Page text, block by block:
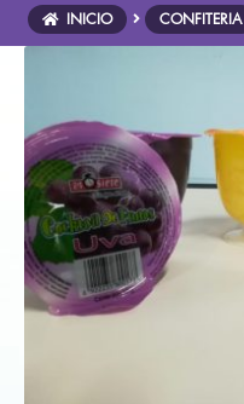
INICIO CONFITERIA